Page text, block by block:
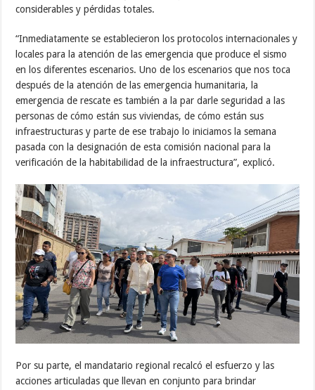
considerables y pérdidas totales.
“Inmediatamente se establecieron los protocolos internacionales y
locales para la atención de las emergencia que produce el sismo
en los diferentes escenarios. Uno de los escenarios que nos toca
después de la atención de las emergencia humanitaria, la
emergencia de rescate es también a la par darle seguridad a las
personas de cómo están sus viviendas, de cómo están sus
infraestructuras y parte de ese trabajo lo iniciamos la semana
pasada con la designación de esta comisión nacional para la
verificación de la habitabilidad de la infraestructura”, explicó.
Por su parte, el mandatario regional recalcó el esfuerzo y las
acciones articuladas que llevan en conjunto para brindar